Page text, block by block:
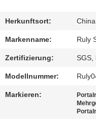
FABRIK-
AUSFLUG
TRETEN
Herkunftsort: China
Markenname: Ruly
Zertifizierung: SGS,
Modellnummer:
Markieren: